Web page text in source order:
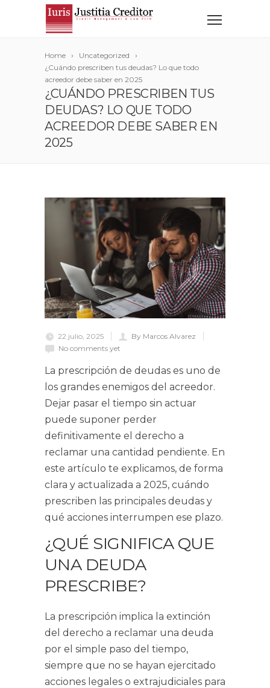
Home
Uncategorized
¿Cuándo prescriben tus deudas? Lo que todo
acreedor debe saber en 2025
¿CUÁNDO PRESCRIBEN TUS
DEUDAS? LO QUE TODO
ACREEDOR DEBE SABER EN
2025
22 julio, 2025
By Marcos Alvarez
No comments yet
La prescripción de deudas es uno de
los grandes enemigos del acreedor.
Dejar pasar el tiempo sin actuar
puede suponer perder
definitivamente el derecho a
reclamar una cantidad pendiente. En
este artículo te explicamos, de forma
clara y actualizada a 2025, cuándo
prescriben las principales deudas y
qué acciones interrumpen ese plazo.
¿QUÉ SIGNIFICA QUE
UNA DEUDA
PRESCRIBE?
La prescripción implica la extinción
del derecho a reclamar una deuda
por el simple paso del tiempo,
siempre que no se hayan ejercitado
acciones legales o extrajudiciales para